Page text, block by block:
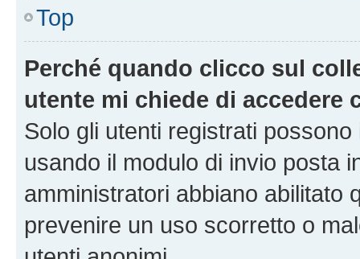
Top
Perché quando clicco sul
utente mi chiede di accedere
Solo gli utenti registrati
usando il modulo di invio posta
amministratori abbiano abilitato
prevenire un uso scorretto o